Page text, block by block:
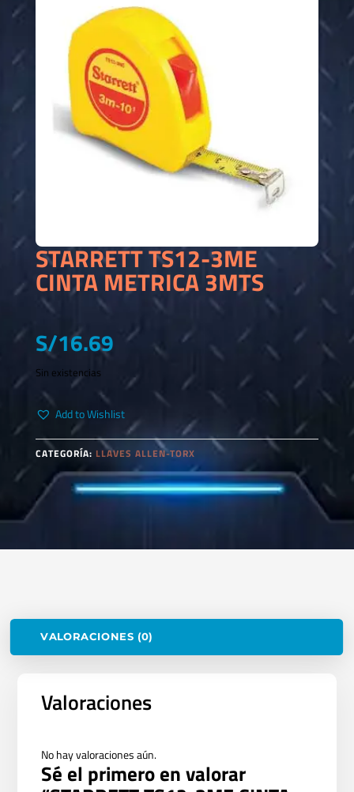
STARRETT TS12-3ME
CINTA METRICA 3MTS
S/16.69
Sin existencias
Add to Wishlist
CATEGORÍA: LLAVES ALLEN-TORX
VALORACIONES (0)
Valoraciones
No hay valoraciones aún.
Sé el primero en valorar